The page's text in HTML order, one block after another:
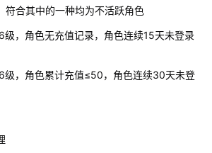
符合其中的一种均为不活跃角色
，角色无充值记录，角色连续15天未登录
级，角色累计充值≤50，角色连续30天未登